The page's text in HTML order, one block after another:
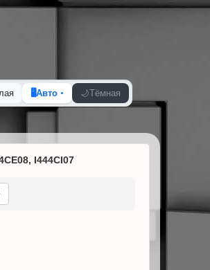
🖥️Авто 🌙Тёмная
I444CI07